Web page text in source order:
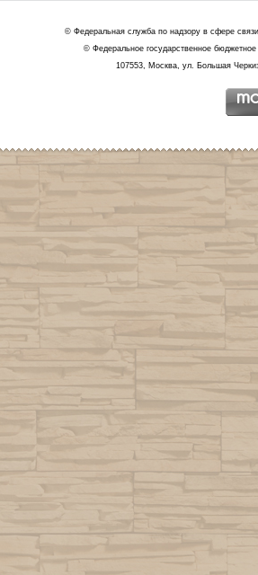
© Федеральная служба по надзору в сфере
© Федеральное государственное
107553, Москва, ул. Большая